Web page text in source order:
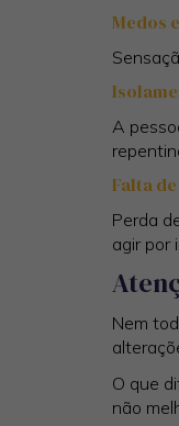
Medos
A
Falta
Perda
agir por
Nem
O que
não